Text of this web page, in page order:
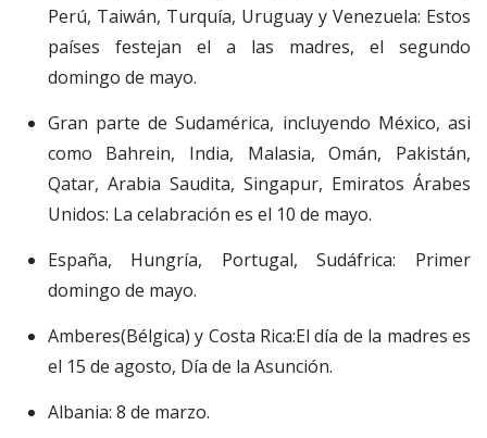
Perú, Taiwán, Turquía, Uruguay y Venezuela: Estos
países festejan el a las madres, el segundo
domingo de mayo.
Gran parte de Sudamérica, incluyendo México, asi
como Bahrein, India, Malasia, Omán, Pakistán,
Qatar, Arabia Saudita, Singapur, Emiratos Árabes
Unidos: La celabración es el 10 de mayo.
España, Hungría, Portugal, Sudáfrica: Primer
domingo de mayo.
Amberes(Bélgica) y Costa Rica:El día de la madres es
el 15 de agosto, Día de la Asunción.
Albania: 8 de marzo.